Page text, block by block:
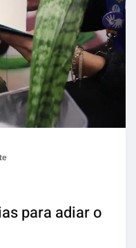
para adiar o